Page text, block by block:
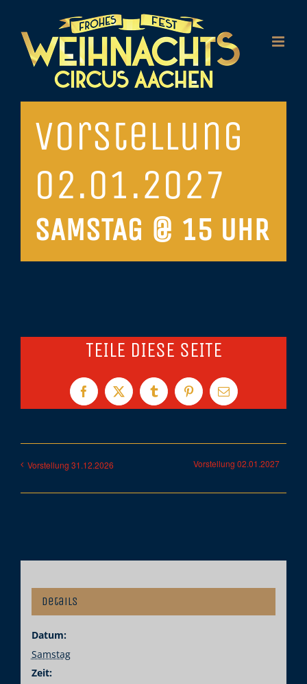
Inhalt
springen
Vorstellung
02.01.2027
SAMSTAG @ 15 UHR
TEILE DIESE SEITE
Facebook
X TumblrPinterest
E-
Mail
Vorstellung 31.12.2026 Vorstellung 02.01.2027
Details
Datum:
Samstag
Zeit: